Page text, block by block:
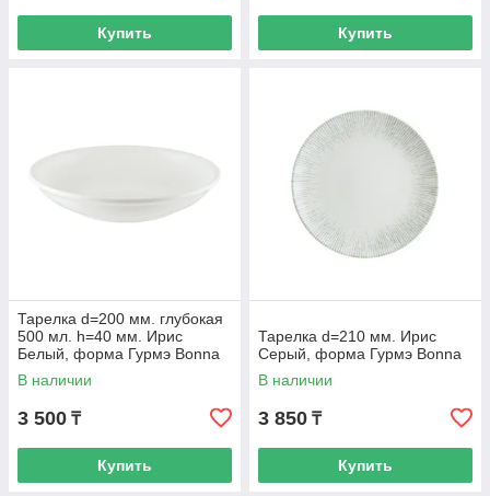
Купить Купить
Тарелка d=200 мм. глубокая
500 мл. h=40 мм. Ирис
Белый, форма Гурмэ Bonna
В наличии
3 500 ₸
Купить
Тарелка d=210 мм. Ирис
Серый, форма Гурмэ Bonna
В наличии
3 850 ₸
Купить